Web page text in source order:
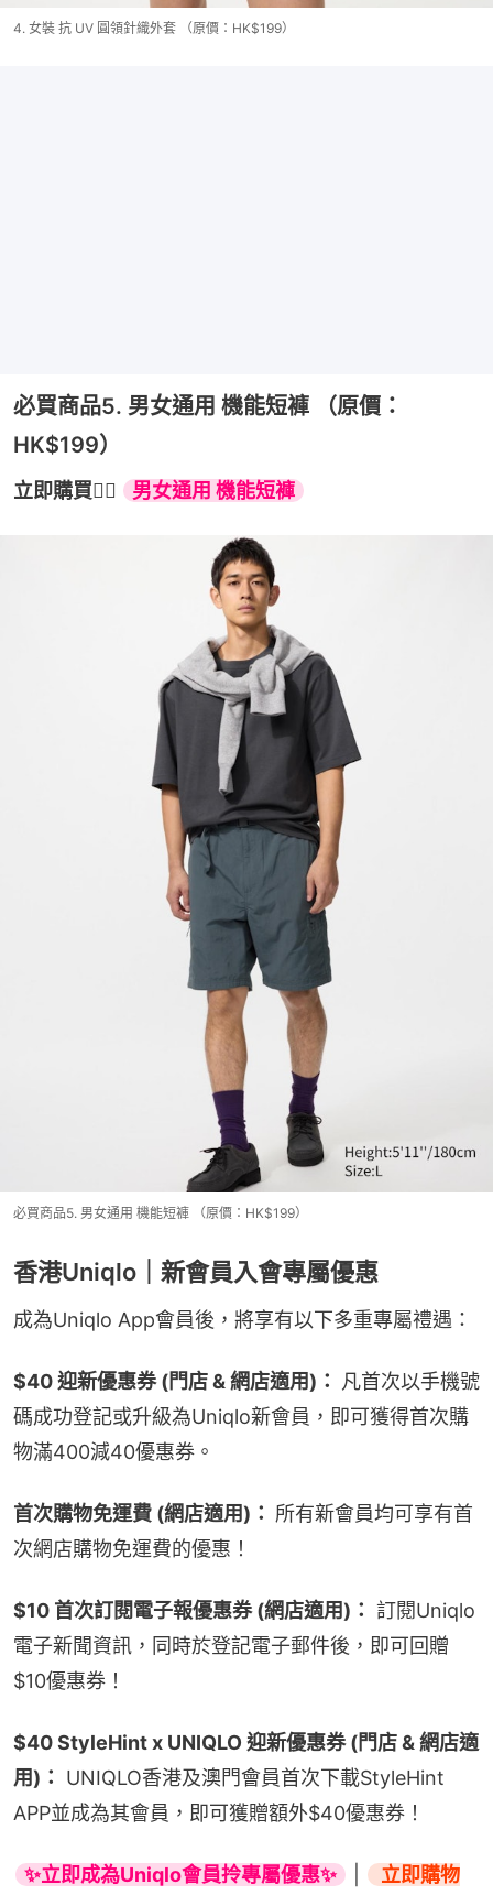
4. 女裝 抗 UV 圓領針織外套 （原價：HK$199）
必買商品5. 男女通用 機能短褲 （原價：
HK$199）
立即購買👉🏻 男女通用 機能短褲
必買商品5. 男女通用 機能短褲 （原價：HK$199）
香港Uniqlo｜新會員入會專屬優惠
成為Uniqlo App會員後，將享有以下多重專屬禮遇：
$40 迎新優惠券 (門店 & 網店適用)： 凡首次以手機號
碼成功登記或升級為Uniqlo新會員，即可獲得首次購
物滿400減40優惠券。
首次購物免運費 (網店適用)： 所有新會員均可享有首
次網店購物免運費的優惠！
$10 首次訂閱電子報優惠券 (網店適用)： 訂閱Uniqlo
電子新聞資訊，同時於登記電子郵件後，即可回贈
$10優惠券！
$40 StyleHint x UNIQLO 迎新優惠券 (門店 & 網店適
用)：
UNIQLO香港及澳門會員首次下載StyleHint
APP並成為其會員，即可獲贈額外$40優惠券！
✨立即成為Uniqlo會員拎專屬優惠✨
立即購物